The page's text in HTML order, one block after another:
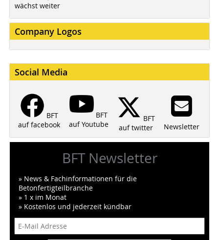
wächst weiter
Company Logos
Social Media
BFT
auf facebook
BFT
auf Youtube
BFT
auf twitter
Newsletter
BFT Newsletter
» News & Fachinformationen für die
Betonfertigteilbranche
» 1 x im Monat
» Kostenlos und jederzeit kündbar